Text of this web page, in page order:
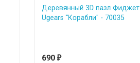
Деревянный 3D пазл Фиджет
Ugears "Корабли" - 70035
690 ₽